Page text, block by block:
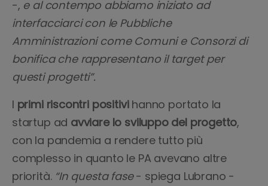
-, e al contempo abbiamo iniziato ad
interfacciarci con le Pubbliche
Amministrazioni come Comuni e Consorzi di
bonifica che rappresentano il target per
questi progetti”.
I primi riscontri positivi hanno portato la
startup ad avviare lo sviluppo del progetto,
con la pandemia a rendere tutto più
complesso in quanto le PA avevano altre
priorità. “In questa fase- spiega Lubrano -